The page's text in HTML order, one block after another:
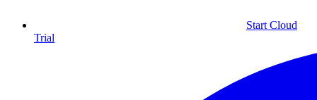
Start Cloud
Trial